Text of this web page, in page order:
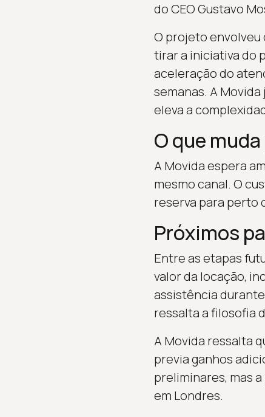
do CEO Gustavo
O projeto envolveu
tirar a iniciativa do
aceleração do
semanas. A
eleva a
O que
A Movida espera
mesmo canal. O
reserva para perto
Próximos
Entre as etapas
valor da locação,
assistência
ressalta a filosofia
A Movida ressalta
previa ganhos
preliminares, mas
em Londres.